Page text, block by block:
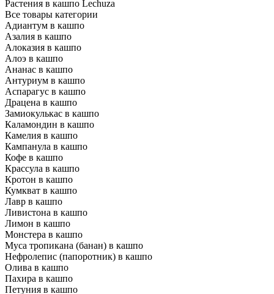
Растения в кашпо Lechuza
Все товары категории
Адиантум в кашпо
Азалия в кашпо
Алоказия в кашпо
Алоэ в кашпо
Ананас в кашпо
Антуриум в кашпо
Аспарагус в кашпо
Драцена в кашпо
Замиокулькас в кашпо
Каламондин в кашпо
Камелия в кашпо
Кампанула в кашпо
Кофе в кашпо
Крассула в кашпо
Кротон в кашпо
Кумкват в кашпо
Лавр в кашпо
Ливистона в кашпо
Лимон в кашпо
Монстера в кашпо
Муса тропикана (банан) в кашпо
Нефролепис (папоротник) в кашпо
Олива в кашпо
Пахира в кашпо
Петуния в кашпо